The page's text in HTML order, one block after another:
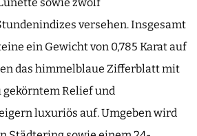
versehen. Insgesamt
ein Gewicht von 0,785 Karat auf
das himmelblaue Zifferblatt mit
Relief und
luxuriös auf. Umgeben wird